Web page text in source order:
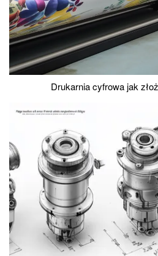
Drukarnia cyfrowa jak